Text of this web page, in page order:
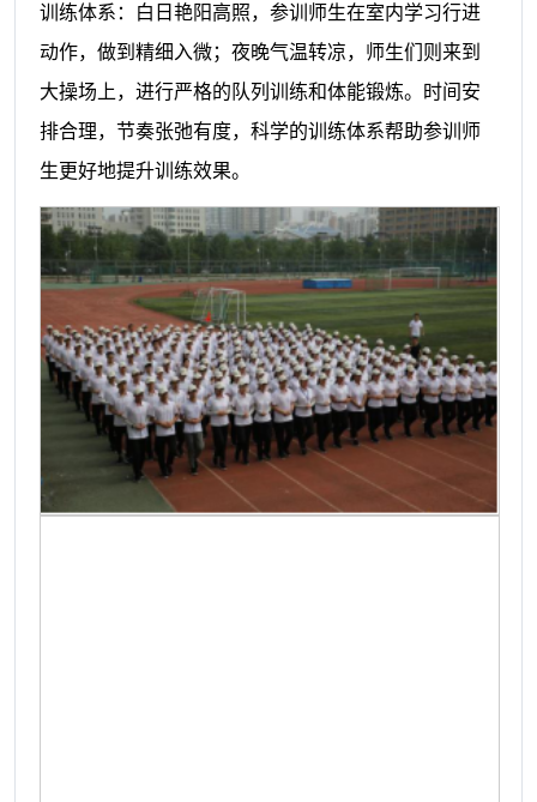
训练体系：白日艳阳高照，参训师生在室内学习行进
动作，做到精细入微；夜晚气温转凉，师生们则来到
大操场上，进行严格的队列训练和体能锻炼。时间安
排合理，节奏张弛有度，科学的训练体系帮助参训师
生更好地提升训练效果。